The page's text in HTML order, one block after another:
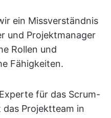
ein Missverständnis
und Projektmanager
Rollen und
Fähigkeiten.
für das Scrum-
Projektteam in